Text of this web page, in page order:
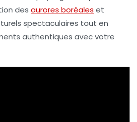
des aurores boréales et
spectaculaires tout en
authentiques avec votre